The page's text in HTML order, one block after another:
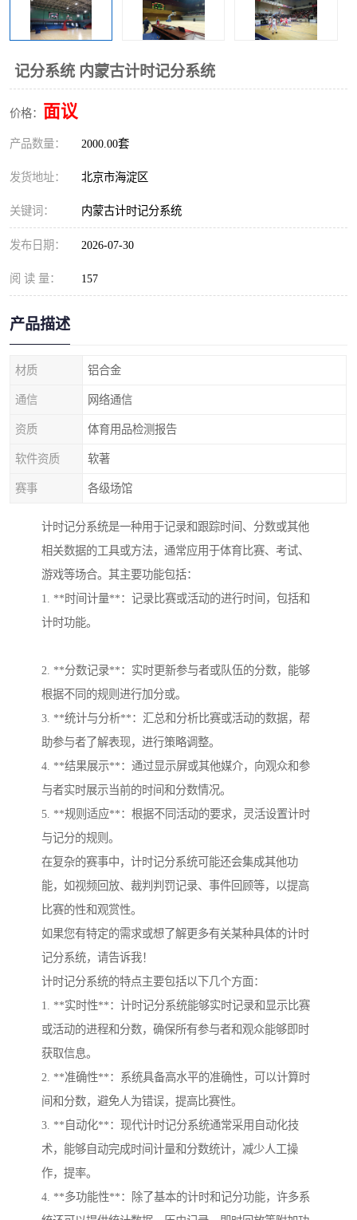
记分系统 内蒙古计时记分系统
价格： 面议
产品数量： 2000.00套
发货地址： 北京市海淀区
关键词： 内蒙古计时记分系统
发布日期： 2026-07-30
阅 读 量： 157
产品描述
材质 铝合金
通信 网络通信
资质 体育用品检测报告
软件资质 软著
赛事 各级场馆
计时记分系统是一种用于记录和跟踪时间、分数或其他
相关数据的工具或方法，通常应用于体育比赛、考试、
游戏等场合。其主要功能包括：
1. **时间计量**：记录比赛或活动的进行时间，包括和
计时功能。
2. **分数记录**：实时更新参与者或队伍的分数，能够
根据不同的规则进行加分或。
3. **统计与分析**：汇总和分析比赛或活动的数据，帮
助参与者了解表现，进行策略调整。
4. **结果展示**：通过显示屏或其他媒介，向观众和参
与者实时展示当前的时间和分数情况。
5. **规则适应**：根据不同活动的要求，灵活设置计时
与记分的规则。
在复杂的赛事中，计时记分系统可能还会集成其他功
能，如视频回放、裁判判罚记录、事件回顾等，以提高
比赛的性和观赏性。
如果您有特定的需求或想了解更多有关某种具体的计时
记分系统，请告诉我！
计时记分系统的特点主要包括以下几个方面：
1. **实时性**：计时记分系统能够实时记录和显示比赛
或活动的进程和分数，确保所有参与者和观众能够即时
获取信息。
2. **准确性**：系统具备高水平的准确性，可以计算时
间和分数，避免人为错误，提高比赛性。
3. **自动化**：现代计时记分系统通常采用自动化技
术，能够自动完成时间计量和分数统计，减少人工操
作，提率。
4. **多功能性**：除了基本的计时和记分功能，许多系